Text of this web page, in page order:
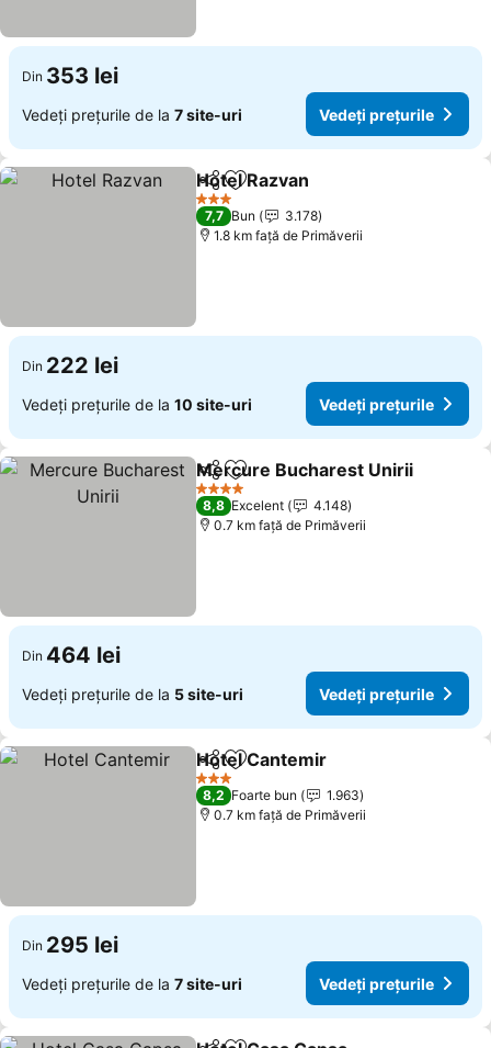
Din 353 lei
Vedeți prețurile de la 7 site-uri Vedeți prețurile
DistribuițiAdăugaţi la favorite
Hotel Razvan
3 Stele
7,7 Bun
3.178
1.8 km faţă de Primăverii
Din 222 lei
Vedeți prețurile de la 10 site-uri Vedeți prețurile
DistribuițiAdăugaţi la favorite
Mercure Bucharest Unirii
4 Stele
8,8 Excelent
4.148
0.7 km faţă de Primăverii
Din 464 lei
Vedeți prețurile de la 5 site-uri Vedeți prețurile
DistribuițiAdăugaţi la favorite
Hotel Cantemir
3 Stele
8,2 Foarte bun
1.963
0.7 km faţă de Primăverii
Din 295 lei
Vedeți prețurile de la 7 site-uri Vedeți prețurile